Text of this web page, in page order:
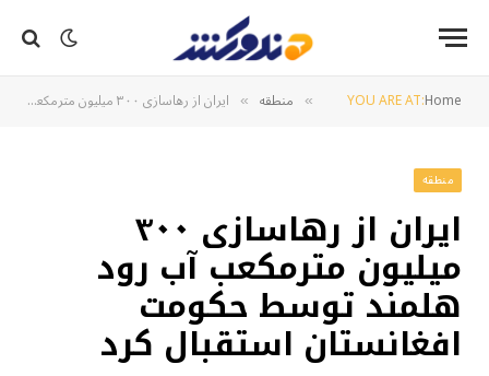
YOU ARE AT:Home
» منطقه » ایران از رهاسازی ۳۰۰ میلیون مترمکعب آب رود هلمند توسط حکومت افغانستان استقبال کرد
منطقه
ایران از رهاسازی ۳۰۰
میلیون مترمکعب آب رود
هلمند توسط حکومت
افغانستان استقبال کرد